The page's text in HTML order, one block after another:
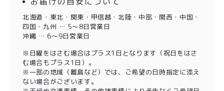
北海道・東北・関東・甲信越・北陸・中部・関西・中国・
四国・九州 … 5～8日営業日
沖縄 … 6～9日営業日
※日曜をはさむ場合はプラス1日となります（祝日をはさ
む場合もプラス1日）。
※一部の地域（離島など）では、ご希望の日時指定に添え
ない場合がございます。